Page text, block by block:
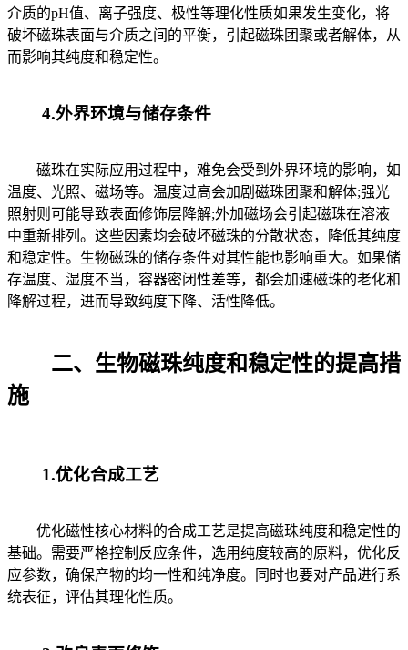
介质的pH值、离子强度、极性等理化性质如果发生变化，将
破坏磁珠表面与介质之间的平衡，引起磁珠团聚或者解体，从
而影响其纯度和稳定性。
4.外界环境与储存条件
磁珠在实际应用过程中，难免会受到外界环境的影响，如
温度、光照、磁场等。温度过高会加剧磁珠团聚和解体;强光
照射则可能导致表面修饰层降解;外加磁场会引起磁珠在溶液
中重新排列。这些因素均会破坏磁珠的分散状态，降低其纯度
和稳定性。生物磁珠的储存条件对其性能也影响重大。如果储
存温度、湿度不当，容器密闭性差等，都会加速磁珠的老化和
降解过程，进而导致纯度下降、活性降低。
二、生物磁珠纯度和稳定性的提高措
施
1.优化合成工艺
优化磁性核心材料的合成工艺是提高磁珠纯度和稳定性的
基础。需要严格控制反应条件，选用纯度较高的原料，优化反
应参数，确保产物的均一性和纯净度。同时也要对产品进行系
统表征，评估其理化性质。